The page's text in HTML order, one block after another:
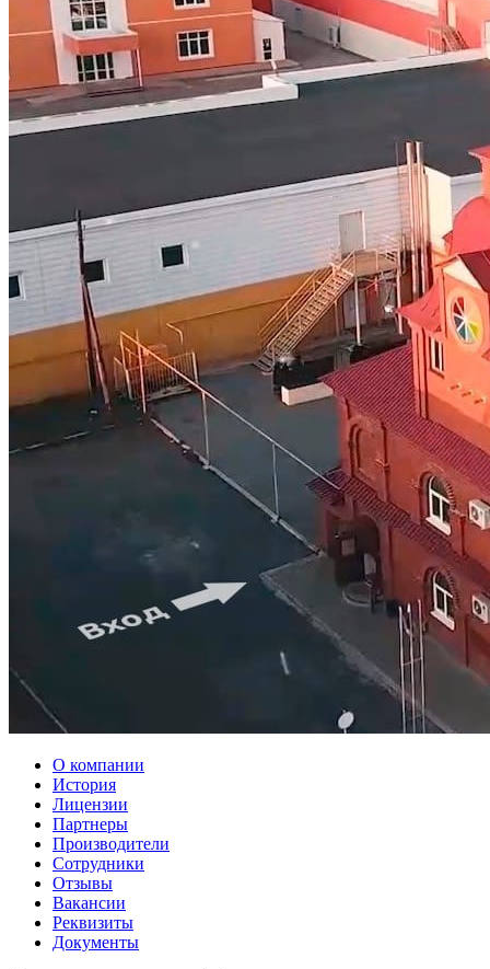
О компании
История
Лицензии
Партнеры
Производители
Сотрудники
Отзывы
Вакансии
Реквизиты
Документы